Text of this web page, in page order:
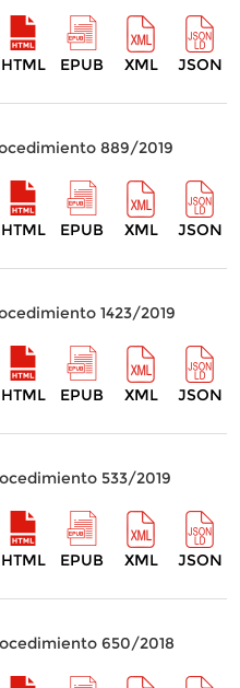
HTML EPUB XML JSON
889/2019
HTML EPUB XML JSON
1423/2019
HTML EPUB XML JSON
533/2019
HTML EPUB XML JSON
650/2018